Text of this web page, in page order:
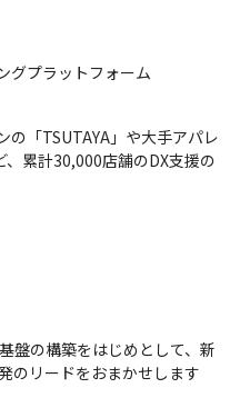
グプラットフォーム
「TSUTAYA」や大手アパレ
累計30,000店舗のDX支援の
盤の構築をはじめとして、新
のリードをおまかせします